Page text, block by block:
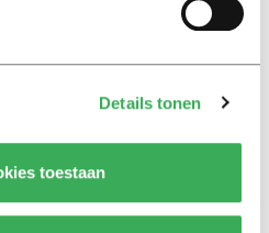
Details tonen
toestaan
Koopmans over online